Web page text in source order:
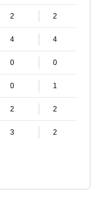
2 2
4 4
0 0
0 1
2 2
3 2